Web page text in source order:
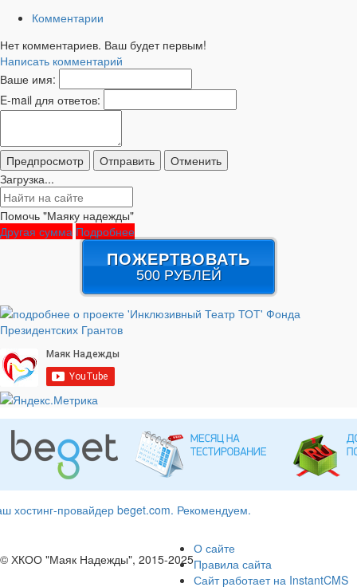
Комментарии
Нет комментариев. Ваш будет первым!
Написать комментарий
Ваше имя:
E-mail для ответов:
Загрузка...
Помочь "Маяку надежды"
Другая сумма Подробнее
ПОЖЕРТВОВАТЬ
500 РУБЛЕЙ
хостинг-провайдер beget.com. Рекомендуем.
© ХКОО "Маяк Надежды", 2015-2025
О сайте
Правила сайта
Сайт работает на InstantCMS